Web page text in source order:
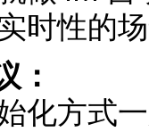
时性的场
：
化方式